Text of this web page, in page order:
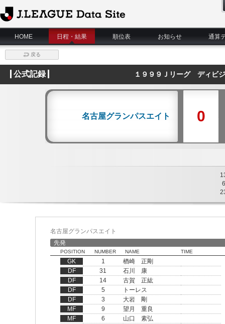
J.League Data Site
HOME
日程・結果 順位表 お知らせ 通算
戻る
公式記録 １９９９Ｊリーグ ディビ
名古屋グランパスエイト 0
6
名古屋グランパスエイト
先発
POSITION NUMBER NAME TIME
GK 1
楢崎 正剛
DF
31
石川 康
DF
14
古賀 正紘
DF
5
トーレス
DF
3
大岩 剛
MF
9
望月 重良
MF
6
山口 素弘